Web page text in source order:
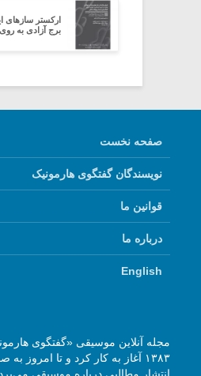
ارکستر سازهای
برج آزادی به
صفحه نخست
نویسندگان گفتگوی هارمونیک
قوانین ما
درباره ما
English
۱۳۸۳ آغاز به کار کرد و تا امروز